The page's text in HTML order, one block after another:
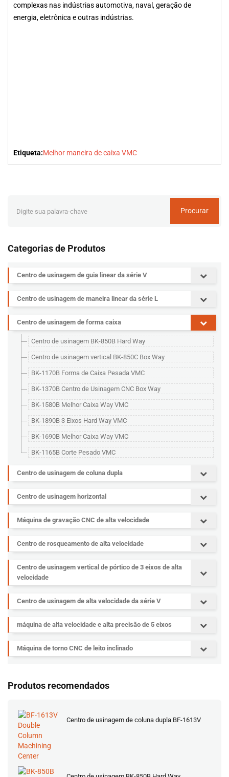
complexas nas indústrias automotiva, naval, geração de
energia, eletrônica e outras indústrias.
Etiqueta:Melhor maneira de caixa VMC
Procurar
Categorias de Produtos
Centro de usinagem de guia linear da série V
Centro de usinagem de maneira linear da série L
Centro de usinagem de forma caixa
Centro de usinagem BK-850B Hard Way
Centro de usinagem vertical BK-850C Box Way
BK-1170B Forma de Caixa Pesada VMC
BK-1370B Centro de Usinagem CNC Box Way
BK-1580B Melhor Caixa Way VMC
BK-1890B 3 Eixos Hard Way VMC
BK-1690B Melhor Caixa Way VMC
BK-1165B Corte Pesado VMC
Centro de usinagem de coluna dupla
Centro de usinagem horizontal
Máquina de gravação CNC de alta velocidade
Centro de rosqueamento de alta velocidade
Centro de usinagem vertical de pórtico de 3 eixos de alta
velocidade
Centro de usinagem de alta velocidade da série V
máquina de alta velocidade e alta precisão de 5 eixos
Máquina de torno CNC de leito inclinado
Produtos recomendados
Centro de usinagem de coluna dupla BF-1613V